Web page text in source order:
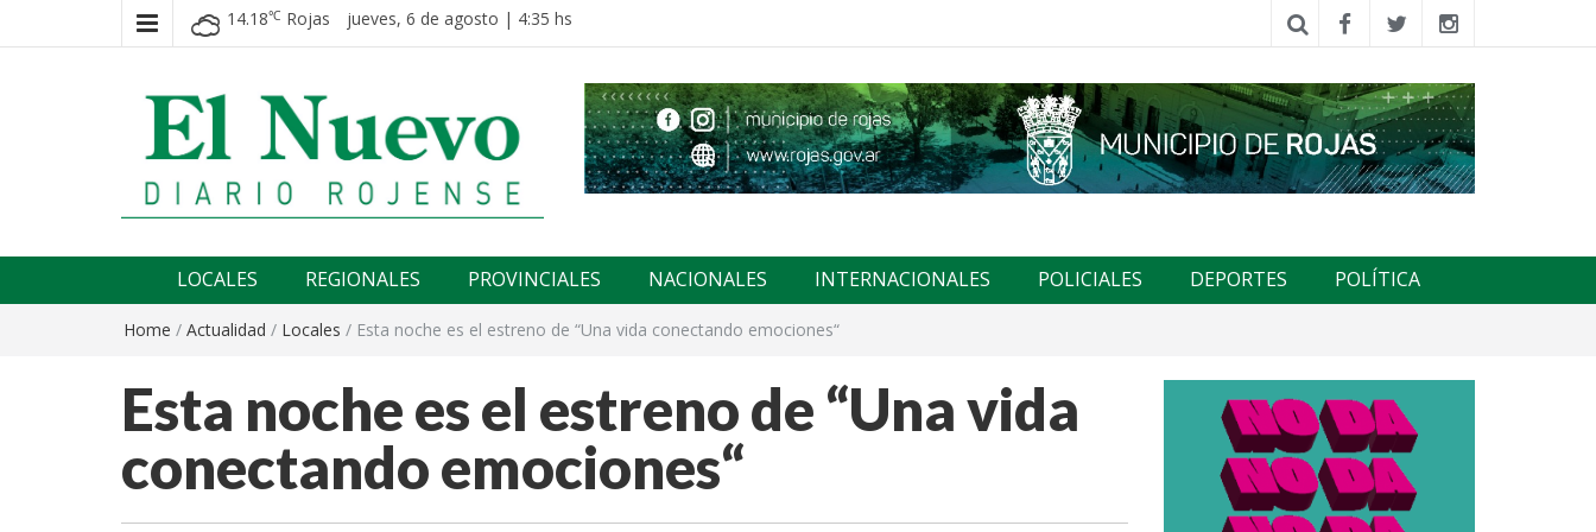
14.18℃ Rojas jueves, 6 de agosto | 4:35 hs
El nuevo rojense
LOCALES REGIONALES PROVINCIALES NACIONALES INTERNACIONALES POLICIALES DEPORTES POLÍTICA
Home / Actualidad / Locales / Esta noche es el estreno de “Una vida conectando emociones“
Esta noche es el estreno de “Una vida
conectando emociones“